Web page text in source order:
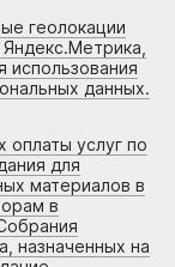
геолокации
использования
данных.
оплаты услуг по
для
материалов в
в
назначенных на